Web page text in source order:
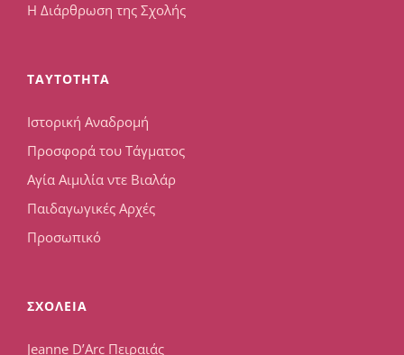
Η Διάρθρωση της Σχολής
TAYTOTHTA
Ιστορική Αναδρομή
Προσφορά του Τάγματος
Αγία Αιμιλία ντε Βιαλάρ
Παιδαγωγικές Αρχές
Προσωπικό
ΣΧΟΛΕΙΑ
Jeanne D’Arc Πειραιάς